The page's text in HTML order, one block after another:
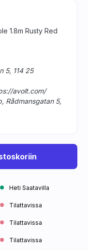
1.8m Rusty Red
5, 114 25
avolt.com/
Rådmansgatan 5,
Heti Saatavilla
Tilattavissa
Tilattavissa
Tilattavissa